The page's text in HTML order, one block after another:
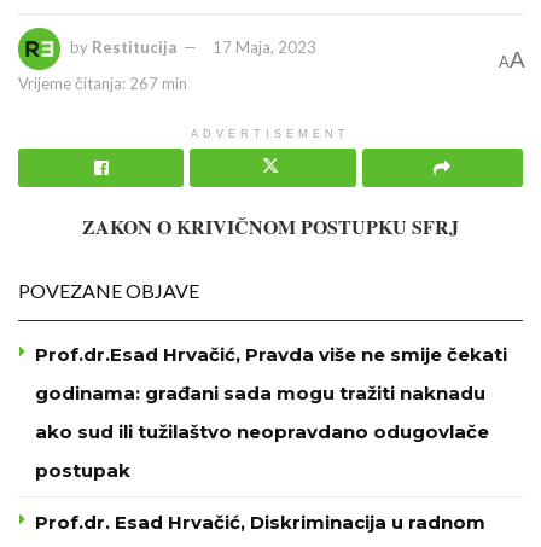
by Restitucija
17 Maja, 2023
Vrijeme čitanja: 267 min
AA
ADVERTISEMENT
ZAKON O KRIVIČNOM POSTUPKU SFRJ
POVEZANE OBJAVE
Prof.dr.Esad Hrvačić, Pravda više ne smije čekati
godinama: građani sada mogu tražiti naknadu
ako sud ili tužilaštvo neopravdano odugovlače
postupak
Prof.dr. Esad Hrvačić, Diskriminacija u radnom